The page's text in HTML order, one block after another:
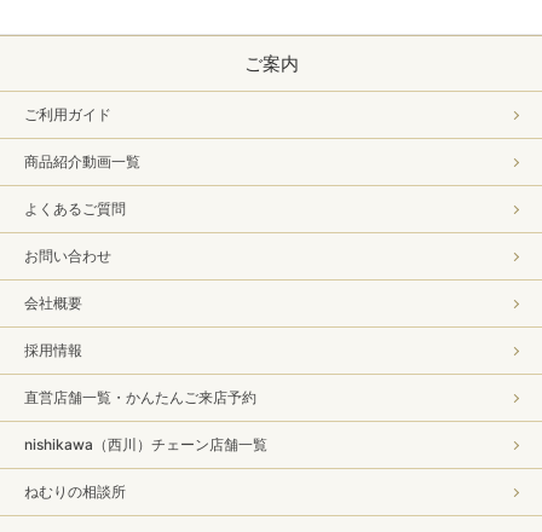
ご案内
ご利用ガイド
商品紹介動画一覧
よくあるご質問
お問い合わせ
会社概要
採用情報
直営店舗一覧・かんたんご来店予約
nishikawa（西川）チェーン店舗一覧
ねむりの相談所